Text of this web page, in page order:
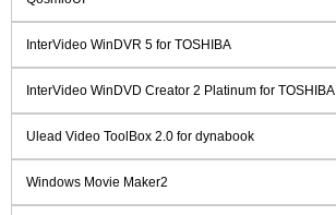
InterVideo WinDVR 5 for TOSHIBA
InterVideo WinDVD Creator 2 Platinum for TOSHIBA
Ulead Video ToolBox 2.0 for dynabook
Windows Movie Maker2